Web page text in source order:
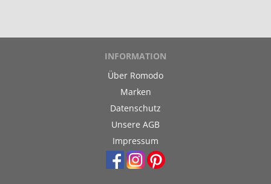
INFORMATION
Über Romodo
Marken
Datenschutz
Unsere AGB
Impressum